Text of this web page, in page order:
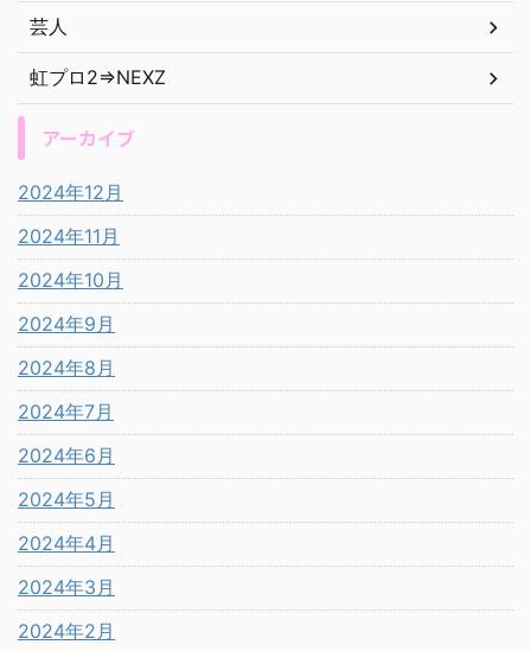
芸人
虹プロ2⇒NEXZ
アーカイブ
2024年12月
2024年11月
2024年10月
2024年9月
2024年8月
2024年7月
2024年6月
2024年5月
2024年4月
2024年3月
2024年2月